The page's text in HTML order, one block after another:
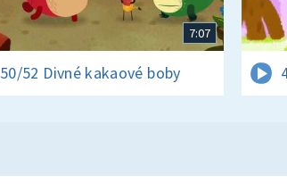
7:07
50/52 Divné kakaové boby